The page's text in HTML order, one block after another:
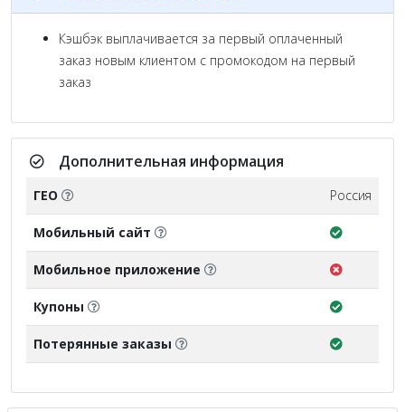
Кэшбэк выплачивается за первый оплаченный
заказ новым клиентом с промокодом на первый
заказ
Дополнительная информация
ГЕО Россия
Мобильный сайт
Мобильное приложение
Купоны
Потерянные заказы